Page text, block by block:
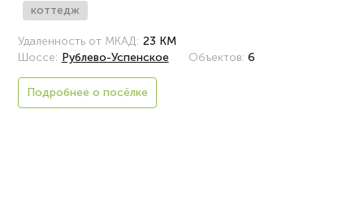
коттедж
Удаленность от МКАД: 23 КМ
Шоссе: Рублево-Успенское Объектов: 6
Подробнее о посёлке